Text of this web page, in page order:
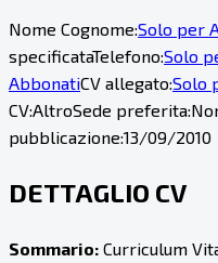
Nome Cognome:Solo per
specificataTelefono:Solo
AbbonatiCV allegato:Solo
CV:AltroSede preferita:
pubblicazione:13/09/2010
DETTAGLIO CV
Sommario: Curriculum